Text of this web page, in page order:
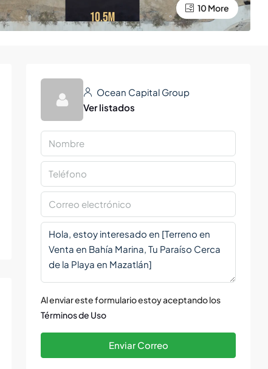
10 More
Ocean Capital Group
Ver listados
Al enviar este formulario estoy aceptando los
Términos de Uso
Enviar Correo